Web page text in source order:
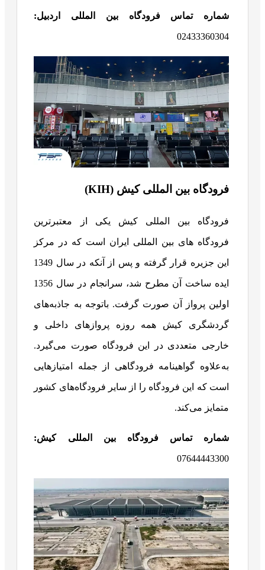
شماره تماس فرودگاه بین المللی اردبیل:
02433360304
فرودگاه بین المللی کیش (KIH)
فرودگاه بین المللی کیش یکی از معتبرترین
فرودگاه های بین المللی ایران است که در مرکز
این جزیره قرار گرفته و پس از آنکه در سال 1349
ایده ساخت آن مطرح شد، سرانجام در سال 1356
اولین پرواز آن صورت گرفت. باتوجه به جاذبه‌های
گردشگری کیش همه روزه پروازهای داخلی و
خارجی متعددی در این فرودگاه صورت می‌گیرد.
به‌علاوه گواهینامه فرودگاهی از جمله امتیازهایی
است که این فرودگاه را از سایر فرودگاه‌های کشور
متمایز می‌کند.
شماره تماس فرودگاه بین المللی کیش:
07644443300